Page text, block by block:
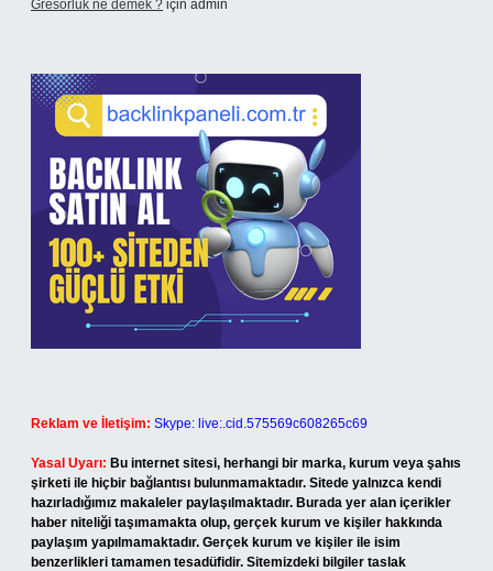
Gresorluk ne demek ? için admin
Reklam ve İletişim: Skype: live:.cid.575569c608265c69
Yasal Uyarı: Bu internet sitesi, herhangi bir marka, kurum veya şahıs
şirketi ile hiçbir bağlantısı bulunmamaktadır. Sitede yalnızca kendi
hazırladığımız makaleler paylaşılmaktadır. Burada yer alan içerikler
haber niteliği taşımamakta olup, gerçek kurum ve kişiler hakkında
paylaşım yapılmamaktadır. Gerçek kurum ve kişiler ile isim
benzerlikleri tamamen tesadüfidir. Sitemizdeki bilgiler taslak